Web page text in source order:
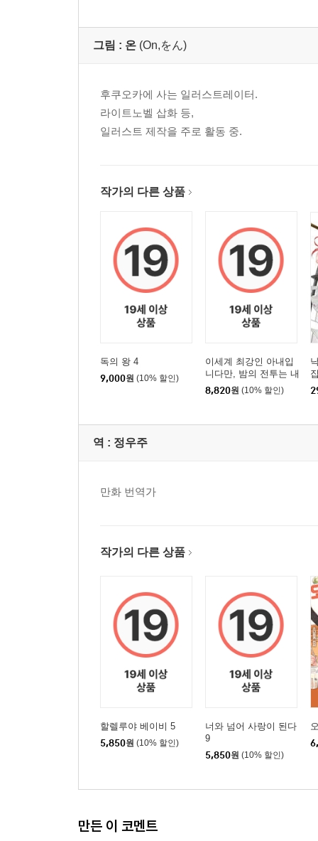
그림 : 온 (On,をん)
후쿠오카에 사는 일러스트레이터.
라이트노벨 삽화 등,
일러스트 제작을 주로 활동 중.
작가의 다른 상품
독의 왕 4
9,000원 (10% 할인)
이세계 최강인 아내입
니다만, 밤의 전투는 내
가 더 강한 모양입니다
8,820원 (10% 할인)
역 : 정우주
만화 번역가
작가의 다른 상품
할렐루야 베이비 5
5,850원 (10% 할인)
너와 넘어 사랑이 된다
9
5,850원 (10% 할인)
만든 이 코멘트